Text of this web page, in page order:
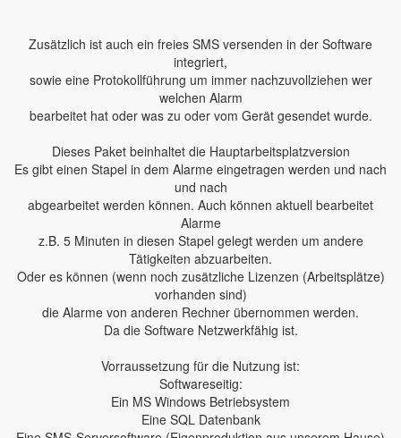
Zusätzlich ist auch ein freies SMS versenden in der Software
integriert,
sowie eine Protokollführung um immer nachzuvollziehen wer
welchen Alarm
bearbeitet hat oder was zu oder vom Gerät gesendet wurde.
Dieses Paket beinhaltet die Hauptarbeitsplatzversion
Es gibt einen Stapel in dem Alarme eingetragen werden und nach
und nach
abgearbeitet werden können. Auch können aktuell bearbeitet
Alarme
z.B. 5 Minuten in diesen Stapel gelegt werden um andere
Tätigkeiten abzuarbeiten.
Oder es können (wenn noch zusätzliche Lizenzen (Arbeitsplätze)
vorhanden sind)
die Alarme von anderen Rechner übernommen werden.
Da die Software Netzwerkfähig ist.
Vorraussetzung für die Nutzung ist:
Softwareseitig:
Ein MS Windows Betriebsystem
Eine SQL Datenbank